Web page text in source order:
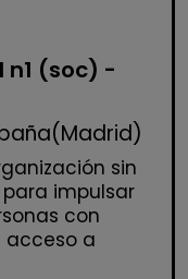
(soc) -
sin
impulsar
con
a